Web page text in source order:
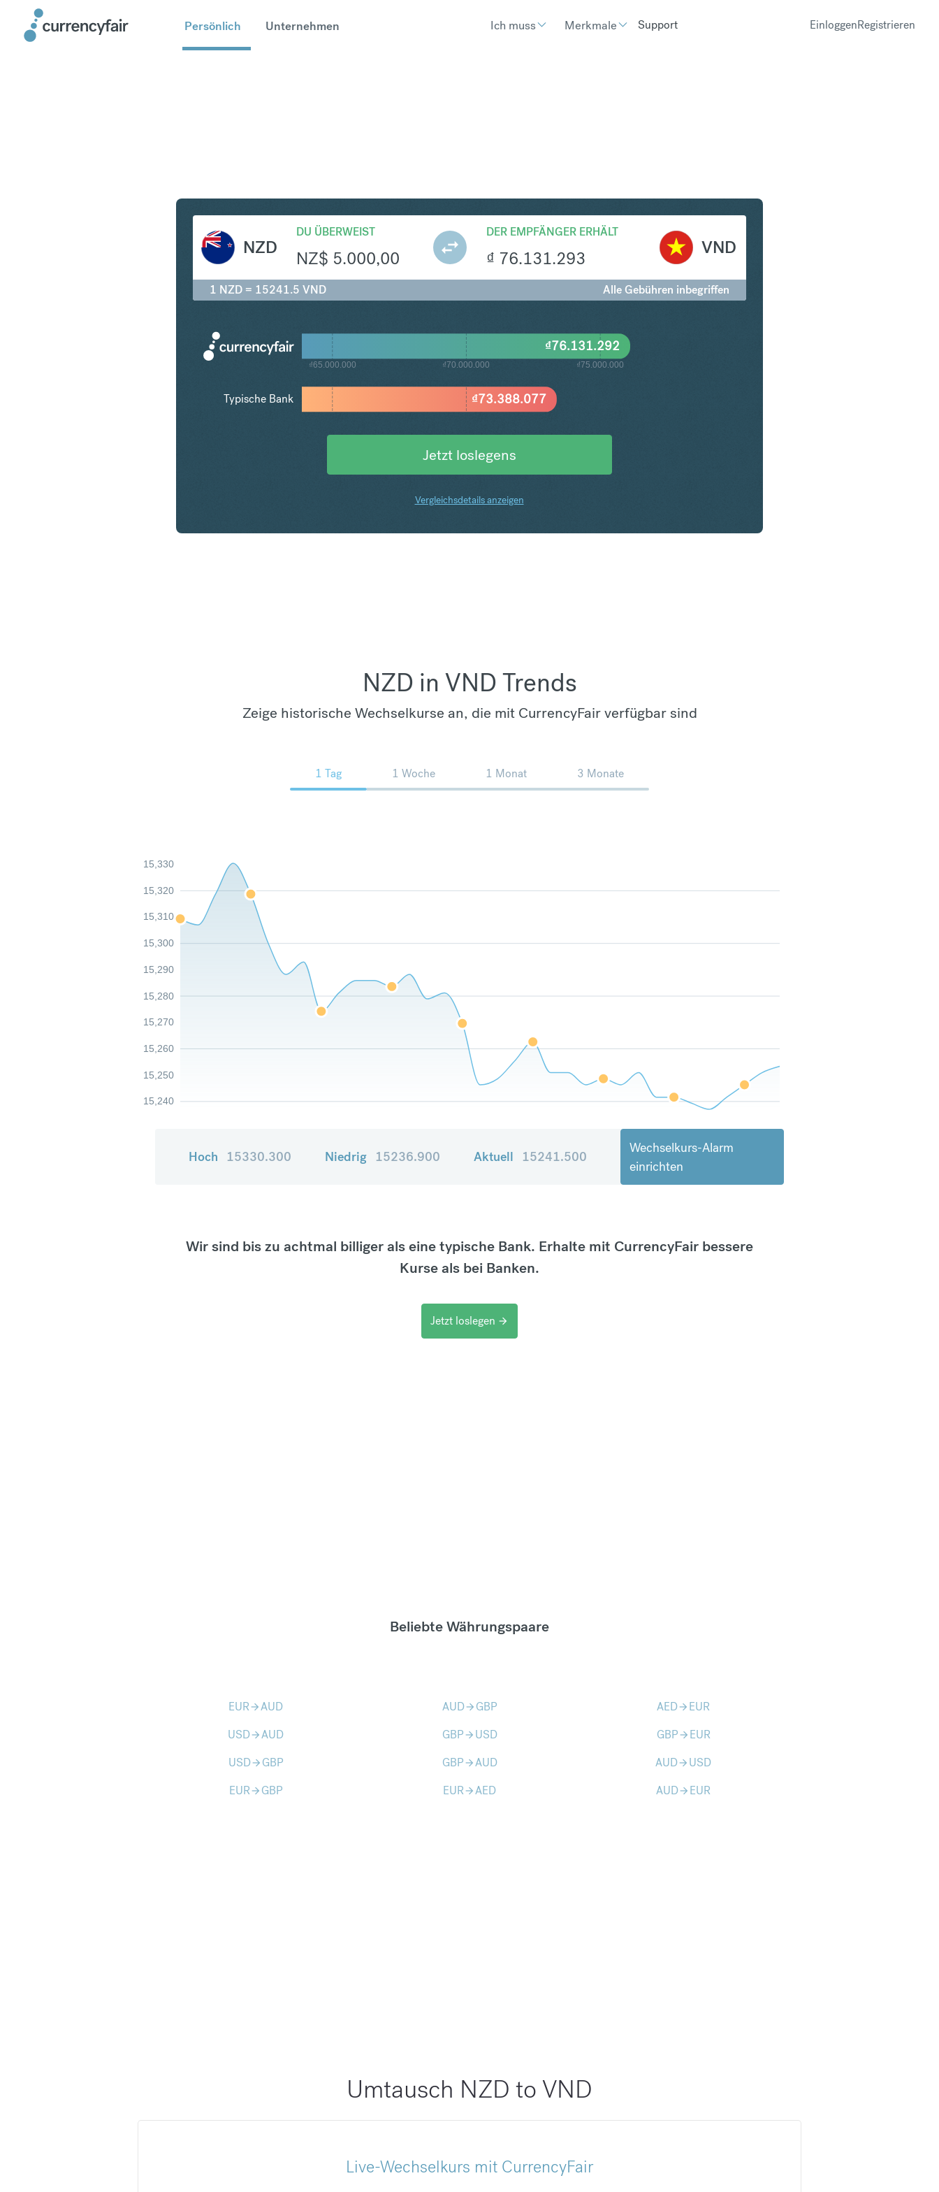
Persönlich Unternehmen Ich muss Merkmale Support EinloggenRegistrieren
NZD
DU ÜBERWEIST
NZ$ 5.000,00
DER EMPFÄNGER ERHÄLT
₫ 76.131.293
VND
1 NZD = 15241.5 VND Alle Gebühren inbegriffen
₫65.000.000 ₫70.000.000 ₫75.000.000
₫73.388.077
₫76.131.292
Typische Bank
Jetzt loslegens
Vergleichsdetails anzeigen
NZD in VND Trends
Zeige historische Wechselkurse an, die mit CurrencyFair verfügbar sind
1 Tag 1 Woche 1 Monat 3 Monate
15,240
15,250
15,260
15,270
15,280
15,290
15,300
15,310
15,320
15,330
Hoch 15330.300 Niedrig 15236.900 Aktuell 15241.500
Wechselkurs-Alarm
einrichten
Wir sind bis zu achtmal billiger als eine typische Bank. Erhalte mit CurrencyFair bessere
Kurse als bei Banken.
Jetzt loslegen arrow_forward
Beliebte Währungspaare
EURarrow_forwardAUD AUDarrow_forward GBP AEDarrow_forward EUR
USDarrow_forwardAUD GBParrow_forward USD GBParrow_forward EUR
USDarrow_forward GBP GBParrow_forwardAUD AUDarrow_forward USD
EURarrow_forward GBP EURarrow_forwardAED AUDarrow_forward EUR
Umtausch NZD to VND
Live-Wechselkurs mit CurrencyFair